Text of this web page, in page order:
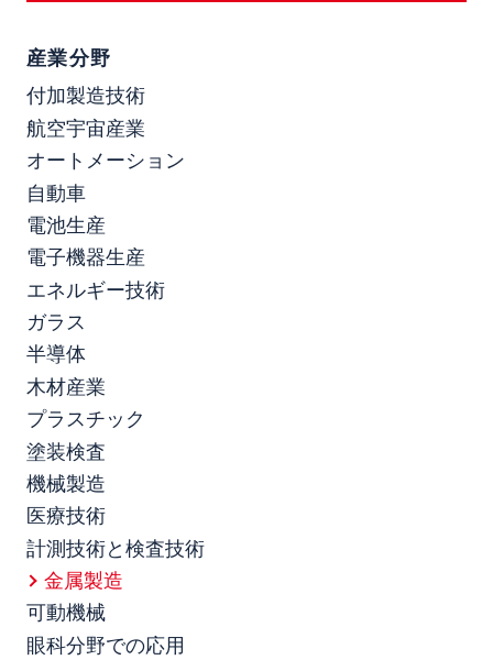
産業分野
付加製造技術
航空宇宙産業
オートメーション
自動車
電池生産
電子機器生産
エネルギー技術
ガラス
半導体
木材産業
プラスチック
塗装検査
機械製造
医療技術
計測技術と検査技術
金属製造
可動機械
眼科分野での応用